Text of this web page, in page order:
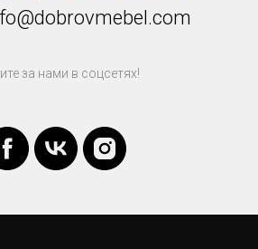
за нами в соцсетях!